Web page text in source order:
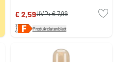
€ 2,59UVP:€ 7,99
Produktdatenblatt